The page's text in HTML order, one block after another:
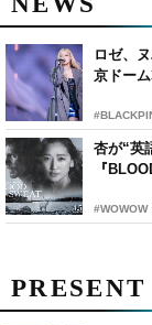
ロゼ、
京ドー
杏が“英
『
#WOWOW
PRESENT